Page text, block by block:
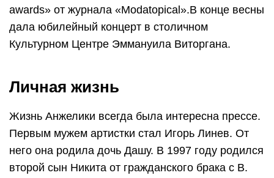
awards» от журнала «Modatopical».В конце весны
дала юбилейный концерт в столичном
Культурном Центре Эммануила Виторгана.
Личная жизнь
Жизнь Анжелики всегда была интересна прессе.
Первым мужем артистки стал Игорь Линев. От
него она родила дочь Дашу. В 1997 году родился
второй сын Никита от гражданского брака с В.